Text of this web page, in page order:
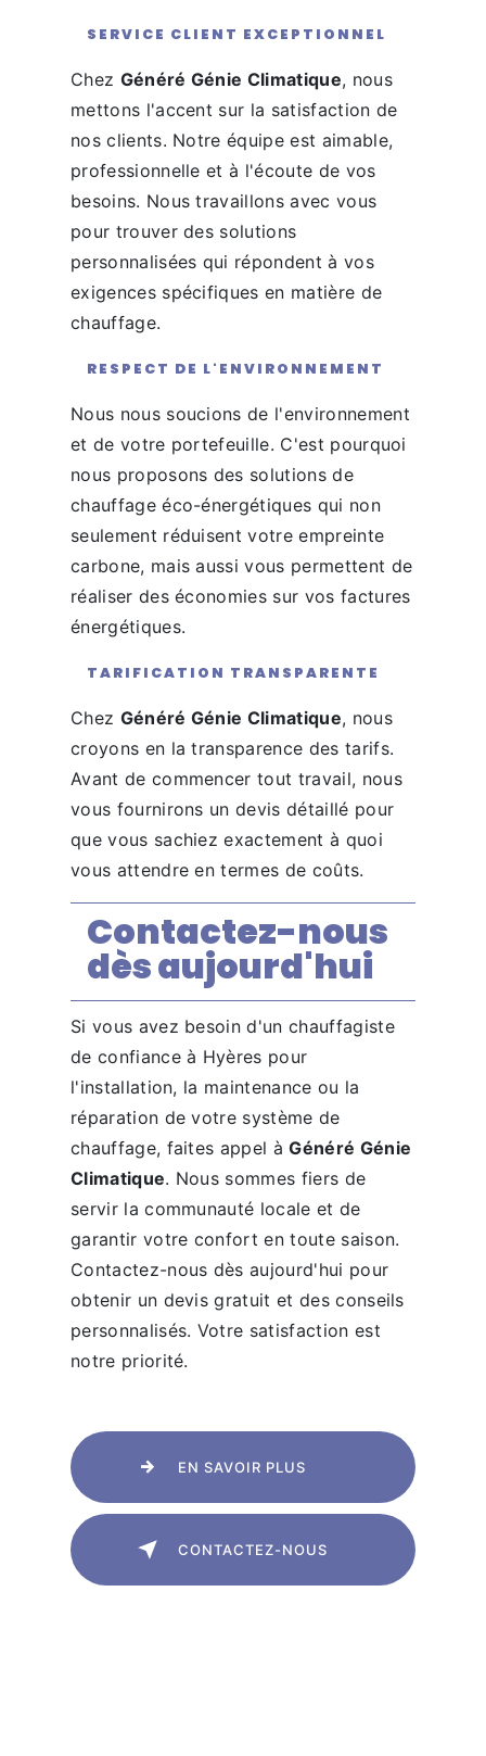
SERVICE CLIENT EXCEPTIONNEL
Chez Généré Génie Climatique, nous
mettons l'accent sur la satisfaction de
nos clients. Notre équipe est aimable,
professionnelle et à l'écoute de vos
besoins. Nous travaillons avec vous
pour trouver des solutions
personnalisées qui répondent à vos
exigences spécifiques en matière de
chauffage.
RESPECT DE L'ENVIRONNEMENT
Nous nous soucions de l'environnement
et de votre portefeuille. C'est pourquoi
nous proposons des solutions de
chauffage éco-énergétiques qui non
seulement réduisent votre empreinte
carbone, mais aussi vous permettent de
réaliser des économies sur vos factures
énergétiques.
TARIFICATION TRANSPARENTE
Chez Généré Génie Climatique, nous
croyons en la transparence des tarifs.
Avant de commencer tout travail, nous
vous fournirons un devis détaillé pour
que vous sachiez exactement à quoi
vous attendre en termes de coûts.
Contactez-nous
dès aujourd'hui
Si vous avez besoin d'un chauffagiste
de confiance à Hyères pour
l'installation, la maintenance ou la
réparation de votre système de
chauffage, faites appel àGénéré Génie
Climatique. Nous sommes fiers de
servir la communauté locale et de
garantir votre confort en toute saison.
Contactez-nous dès aujourd'hui pour
obtenir un devis gratuit et des conseils
personnalisés. Votre satisfaction est
notre priorité.
EN SAVOIR PLUS
CONTACTEZ-NOUS